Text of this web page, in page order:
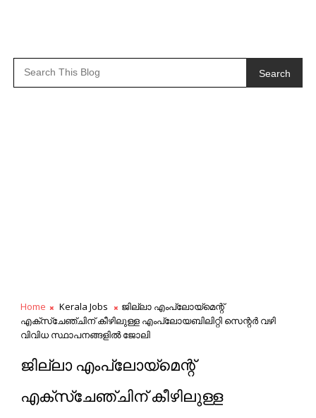
Search
Home Kerala Jobs
ജില്ലാ എംപ്ലോയ്‌മെന്റ്
എക്‌സ്‌ചേഞ്ചിന് കീഴിലുള്ള എംപ്ലോയബിലിറ്റി സെന്റര്‍ വഴി
വിവിധ സ്ഥാപനങ്ങളിൽ ജോലി
ജില്ലാ എംപ്ലോയ്‌മെന്റ്
എക്‌സ്‌ചേഞ്ചിന് കീഴിലുള്ള